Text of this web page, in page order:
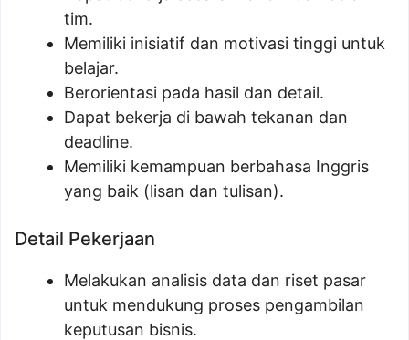
tim.
Memiliki inisiatif dan motivasi tinggi untuk
belajar.
Berorientasi pada hasil dan detail.
Dapat bekerja di bawah tekanan dan
deadline.
Memiliki kemampuan berbahasa Inggris
yang baik (lisan dan tulisan).
Detail Pekerjaan
Melakukan analisis data dan riset pasar
untuk mendukung proses pengambilan
keputusan bisnis.